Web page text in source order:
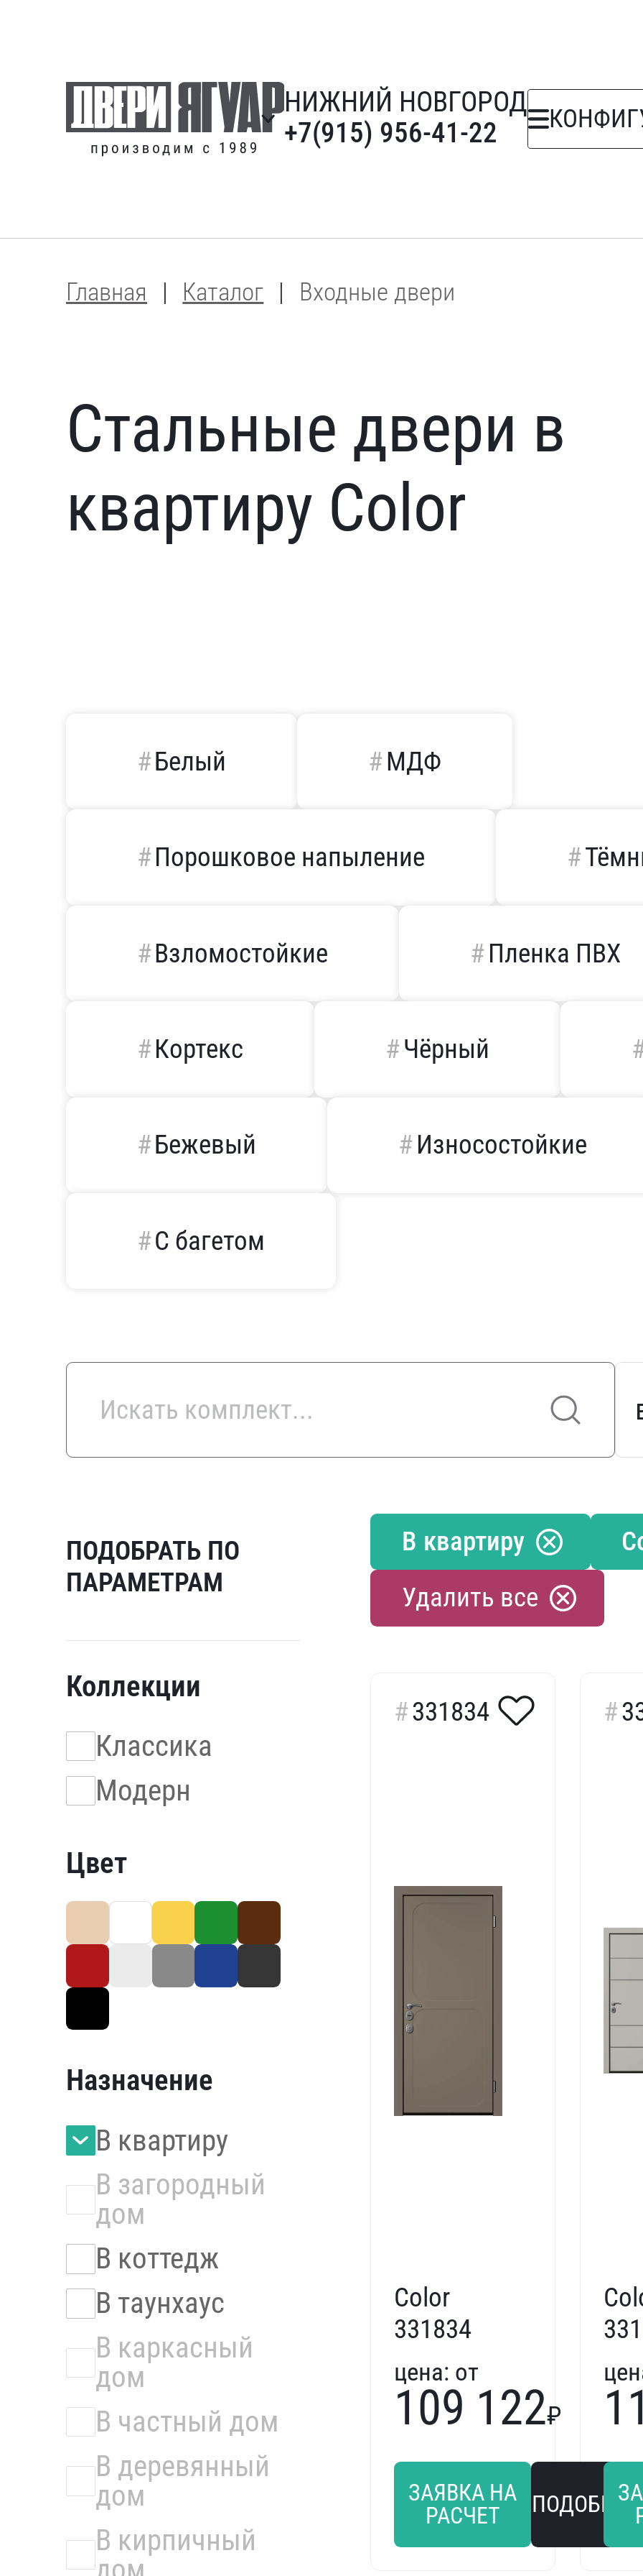
НИЖНИЙ НОВГОРОД
+7(915) 956-41-22
Главная Каталог Входные двери
Стальные двери в
квартиру Color
Белый МДФ
Порошковое напыление
Взломостойкие Пленка ПВХ
Кортекс Чёрный
Бежевый Износостойкие
С багетом
ПОДОБРАТЬ ПО
ПАРАМЕТРАМ
Коллекции
Классика
Модерн
Цвет
Назначение
В квартиру
В загородный
дом
В коттедж
В таунхаус
В каркасный
дом
В частный дом
В деревянный
дом
В кирпичный
В квартиру
Удалить все
331834
Color
331834
цена: от
109 122₽
ЗАЯВКА НА
РАСЧЕТ